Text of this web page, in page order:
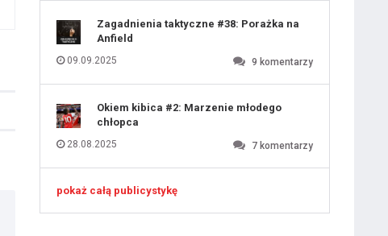
Zagadnienia taktyczne #38: Porażka na
Anfield
09.09.2025 9 komentarzy
Okiem kibica #2: Marzenie młodego
chłopca
28.08.2025 7 komentarzy
pokaż całą publicystykę